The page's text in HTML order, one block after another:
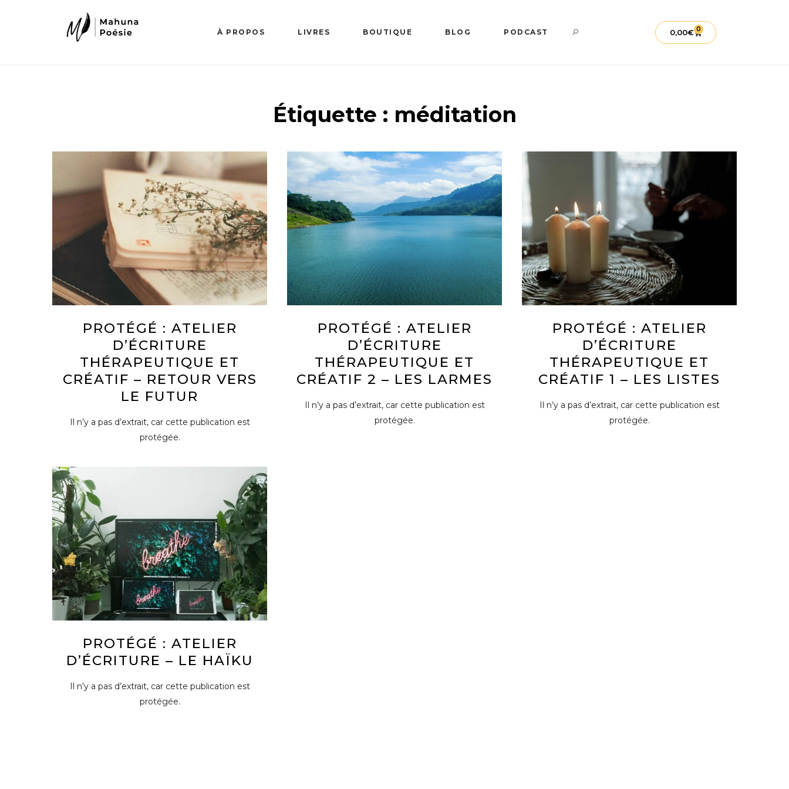
À PROPOS LIVRES BOUTIQUE BLOG PODCAST 0,00€ 0
Étiquette : méditation
PROTÉGÉ : ATELIER
D’ÉCRITURE
THÉRAPEUTIQUE ET
CRÉATIF – RETOUR VERS
LE FUTUR
Il n’y a pas d’extrait, car cette publication est
protégée.
PROTÉGÉ : ATELIER
D’ÉCRITURE
THÉRAPEUTIQUE ET
CRÉATIF 2 – LES LARMES
Il n’y a pas d’extrait, car cette publication est
protégée.
PROTÉGÉ : ATELIER
D’ÉCRITURE
THÉRAPEUTIQUE ET
CRÉATIF 1 – LES LISTES
Il n’y a pas d’extrait, car cette publication est
protégée.
PROTÉGÉ : ATELIER
D’ÉCRITURE – LE HAÏKU
Il n’y a pas d’extrait, car cette publication est
protégée.